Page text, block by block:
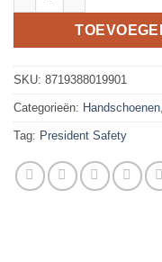
SKU: 8719388019901
Categorieën: Handschoenen,
Tag: President Safety